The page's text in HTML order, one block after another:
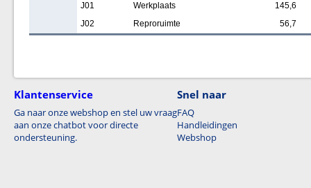
J01
Werkplaats
145,6
J02
Reproruimte 56,7
Klantenservice
Ga naar onze webshop en stel uw vraag
aan onze chatbot voor directe
ondersteuning.
Snel naar
FAQ
Handleidingen
Webshop